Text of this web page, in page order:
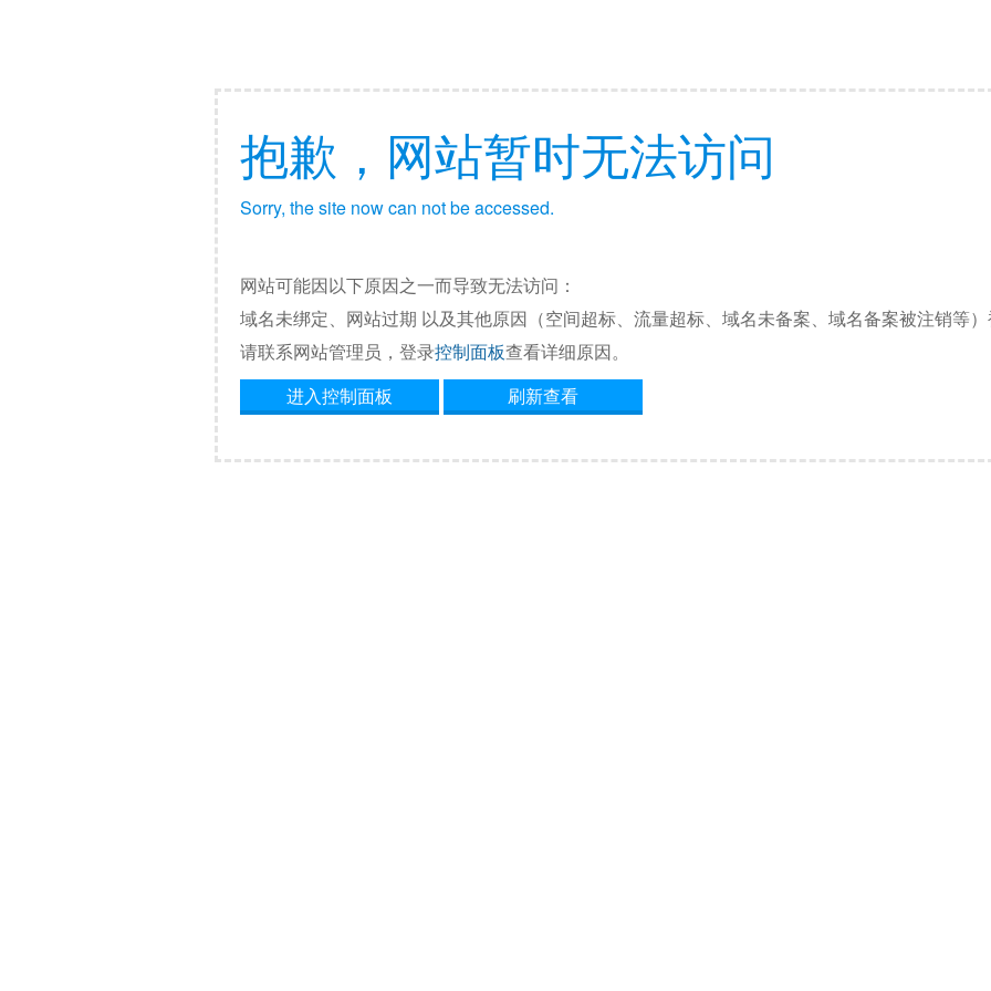
抱歉，网站暂时无法访问
Sorry, the site now can not be accessed.
网站可能因以下原因之一而导致无法访问：
域名未绑定、网站过期 以及其他原因（空间超标、流量超标、域名未备案、域名备案被注销等）
请联系网站管理员，登录控制面板查看详细原因。
进入控制面板
刷新查看